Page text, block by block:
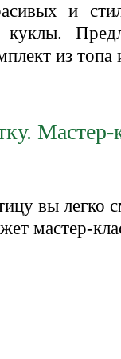
и
из
Мастер-
вы легко
мастер-